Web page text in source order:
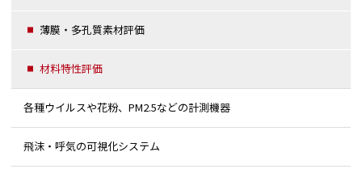
薄膜・多孔質素材評価
材料特性評価
各種ウイルスや花粉、PM2.5などの計測機器
飛沫・呼気の可視化システム